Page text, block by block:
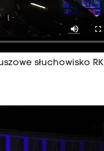
słuchowisko RK